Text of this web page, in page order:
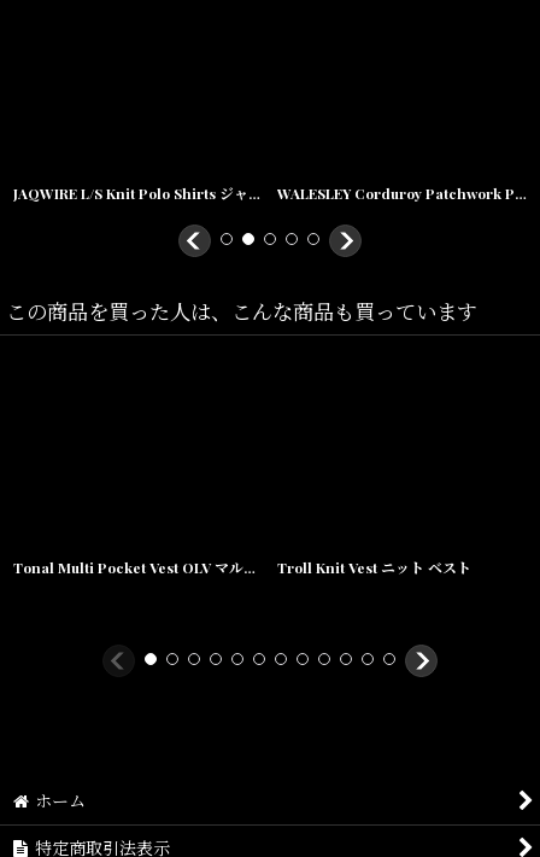
Fat(着丈:79cm,身幅:65.5cm,肩幅:48cm)
Jumbo(着丈:82cm,身幅:68.5cm,肩幅:51cm)
JAQWIRE L/S Knit Polo Shirts ジャガード ニット ポロ シャツ WALESLEY Corduroy Patchwork Paisley Coach Jacket コーデュロイ パッチワーク調 ペイズリー コーチ ジャケット
この商品を買った人は、こんな商品も買っています
Tonal Multi Pocket Vest OLV マルチ ポケット ベスト Troll Knit Vest ニット ベスト
ホーム
特定商取引法表示